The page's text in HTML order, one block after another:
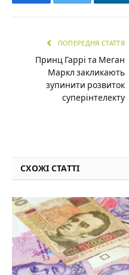
ПОПЕРЕДНЯ СТАТТЯ
Принц Гаррі та Меган
Маркл закликають
зупинити розвиток
суперінтелекту
СХОЖІ СТАТТІ